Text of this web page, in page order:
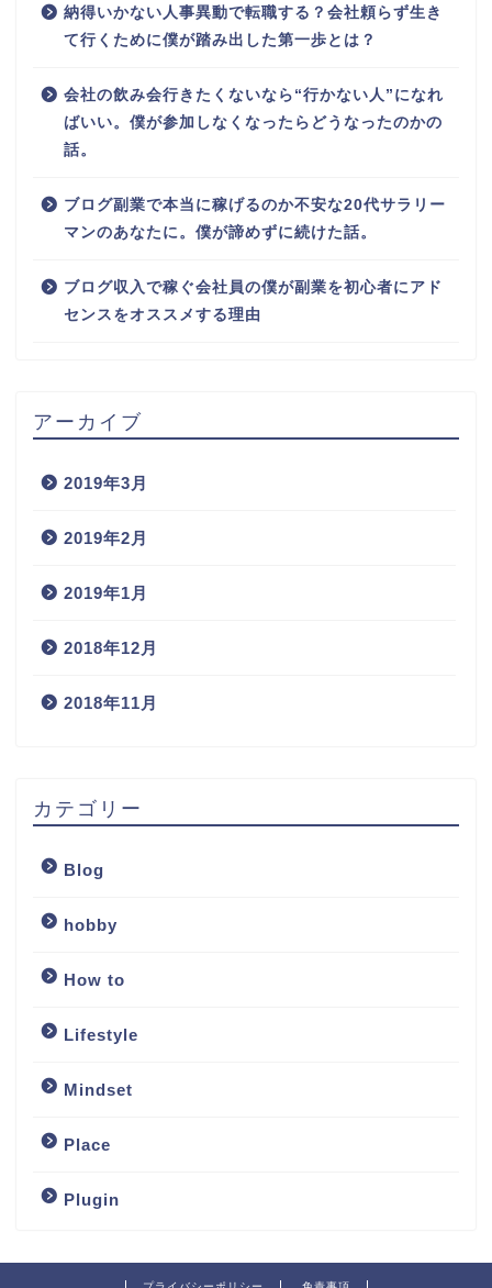
納得いかない人事異動で転職する？会社頼らず生き
て行くために僕が踏み出した第一歩とは？
会社の飲み会行きたくないなら“行かない人”になれ
ばいい。僕が参加しなくなったらどうなったのかの
話。
ブログ副業で本当に稼げるのか不安な20代サラリー
マンのあなたに。僕が諦めずに続けた話。
ブログ収入で稼ぐ会社員の僕が副業を初心者にアド
センスをオススメする理由
アーカイブ
2019年3月
2019年2月
2019年1月
2018年12月
2018年11月
カテゴリー
Blog
hobby
How to
Lifestyle
Mindset
Place
Plugin